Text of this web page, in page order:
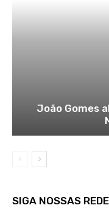
João Gomes
SIGA NOSSAS